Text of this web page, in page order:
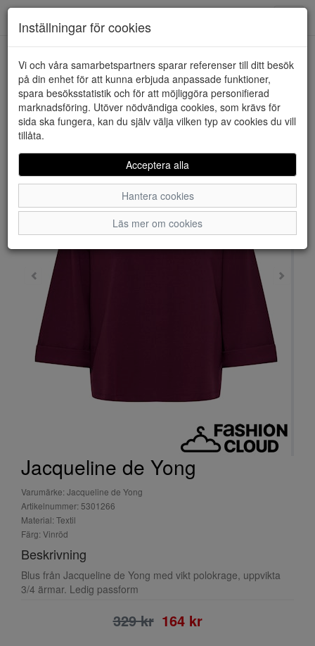
HEM JACQUELINE DE YONG
Jacqueline de Yong
Varumärke: Jacqueline de Yong
Artikelnummer: 5301266
Material: Textil
Färg: Vinröd
Beskrivning
Blus från Jacqueline de Yong med vikt polokrage, uppvikta
3/4 ärmar. Ledig passform
329 kr 164 kr
Inställningar för cookies
Vi och våra samarbetspartners sparar referenser till ditt besök
på din enhet för att kunna erbjuda anpassade funktioner,
spara besöksstatistik och för att möjliggöra personifierad
marknadsföring. Utöver nödvändiga cookies, som krävs för
sida ska fungera, kan du själv välja vilken typ av cookies du vill
tillåta.
Acceptera alla
Hantera cookies
Läs mer om cookies